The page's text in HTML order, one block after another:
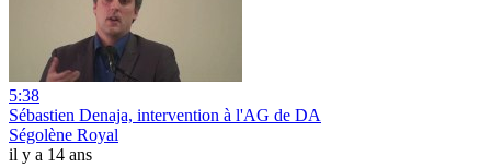
5:38
Sébastien Denaja, intervention à l'AG de DA
Ségolène Royal
il y a 14 ans